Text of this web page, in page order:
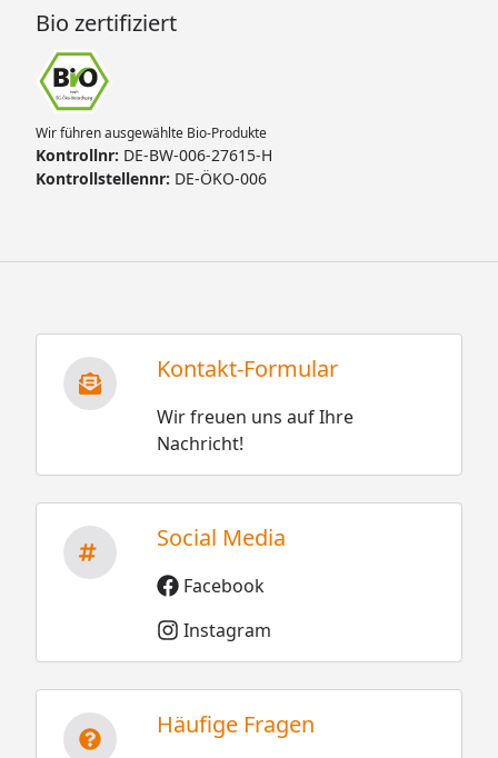
Bio zertifiziert
Wir führen ausgewählte Bio-Produkte
Kontrollnr: DE-BW-006-27615-H
Kontrollstellennr: DE-ÖKO-006
Kontakt-Formular
Wir freuen uns auf Ihre
Nachricht!
Social Media
Facebook
Instagram
Häufige Fragen